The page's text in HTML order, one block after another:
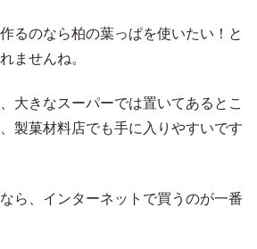
るのなら柏の葉っぱを使いたい！と
ませんね。
大きなスーパーでは置いてあるとこ
製菓材料店でも手に入りやすいです
ら、インターネットで買うのが一番